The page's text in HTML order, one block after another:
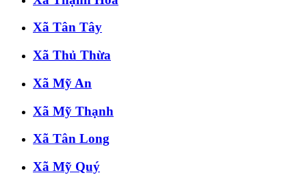
Xã Tân Tây
Xã Thủ Thừa
Xã Mỹ An
Xã Mỹ Thạnh
Xã Tân Long
Xã Mỹ Quý